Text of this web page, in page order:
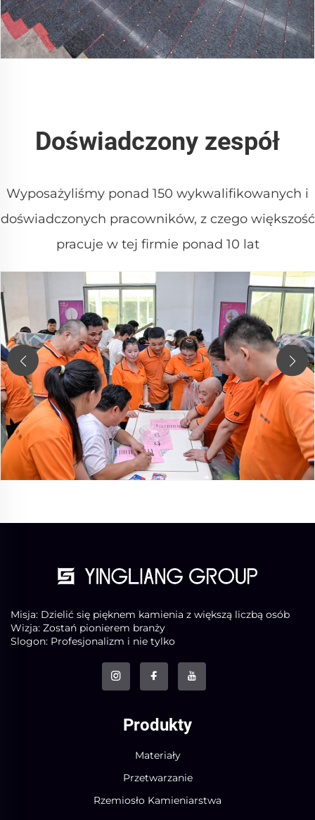
Doświadczony zespół
Wyposażyliśmy ponad 150 wykwalifikowanych i
doświadczonych pracowników, z czego większość
pracuje w tej firmie ponad 10 lat
Misja: Dzielić się pięknem kamienia z większą liczbą osób
Wizja: Zostań pionierem branży
Slogon: Profesjonalizm i nie tylko
Produkty
Materiały
Przetwarzanie
Rzemiosło Kamieniarstwa